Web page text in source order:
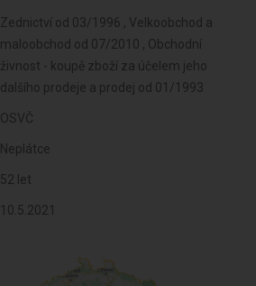
Zednictví od 03/1996 , Velkoobchod a
maloobchod od 07/2010 , Obchodní
živnost - koupě zboží za účelem jeho
dalšího prodeje a prodej od 01/1993
OSVČ
Neplátce
52 let
10.5.2021